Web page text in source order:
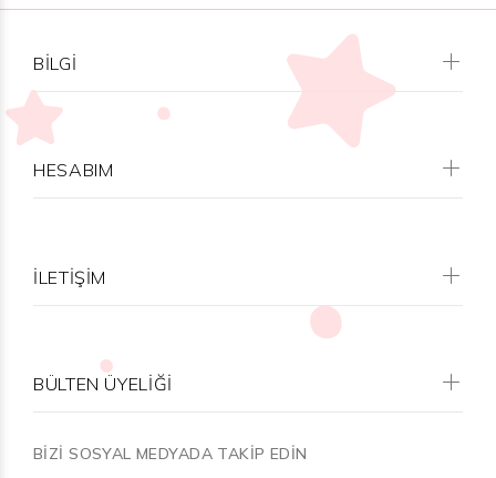
BILGI
HESABIM
İLETİŞİM
BÜLTEN ÜYELİĞİ
BİZİ SOSYAL MEDYADA TAKİP EDİN